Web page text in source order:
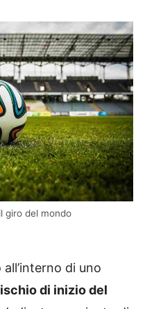
giro del mondo
di uno
di inizio del